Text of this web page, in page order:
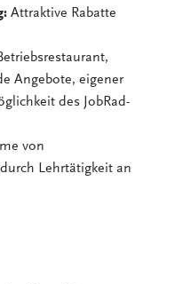
Attraktive Rabatte
Angebote, eigener
des JobRad-
von
Lehrtätigkeit an